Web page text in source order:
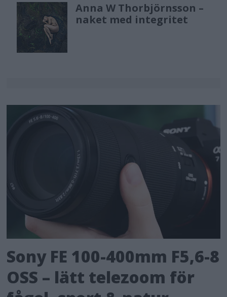
Anna W Thorbjörnsson –
naket med integritet
Sony FE 100-400mm F5,6-8
OSS – lätt telezoom för